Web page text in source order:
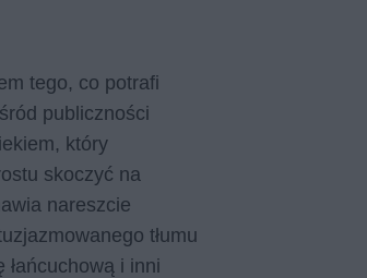
tego, co potrafi
publiczności
który
skoczyć na
nareszcie
tłumu
i inni